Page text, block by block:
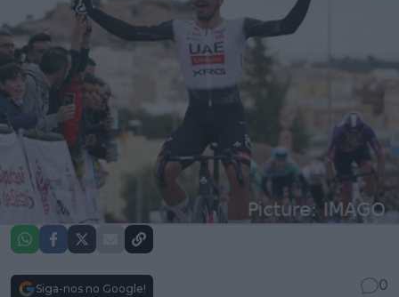
Siga-nos no Google! 0